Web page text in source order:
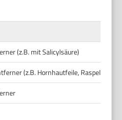
(z.B. mit Salicylsäure)
(z.B. Hornhautfeile, Raspel)